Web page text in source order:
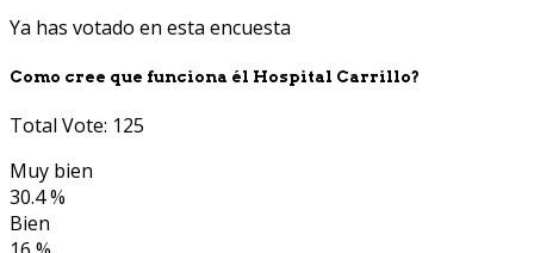
Ya has votado en esta encuesta
Como cree que funciona él Hospital Carrillo?
Total Vote: 125
Muy bien
30.4 %
Bien